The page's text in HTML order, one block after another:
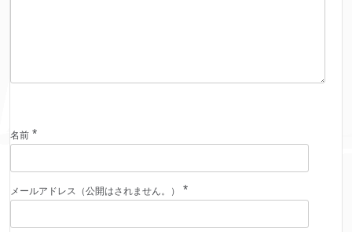
名前 *
メールアドレス（公開はされません。） *